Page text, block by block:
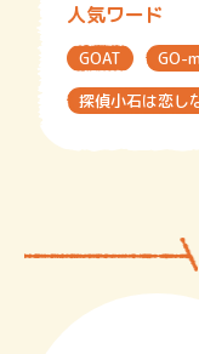
人気ワード
GOAT GO-
探偵小石は恋し